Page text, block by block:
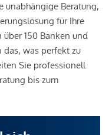
unabhängige Beratung,
für Ihre
150 Banken und
das, was perfekt zu
Sie professionell
bis zum